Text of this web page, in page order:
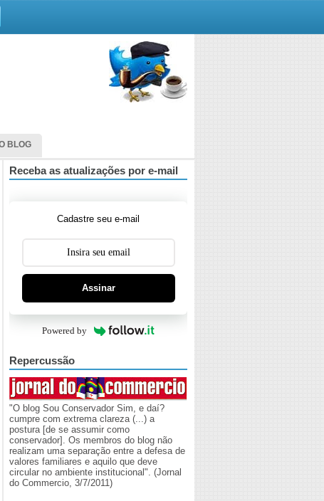
BLOG
Receba as atualizações por e-mail
Cadastre seu e-mail
Assinar
Powered by
Repercussão
"O blog Sou Conservador Sim, e daí?
cumpre com extrema clareza (...) a
postura [de se assumir como
conservador]. Os membros do blog não
realizam uma separação entre a defesa de
valores familiares e aquilo que deve
circular no ambiente institucional". (Jornal
do Commercio, 3/7/2011)